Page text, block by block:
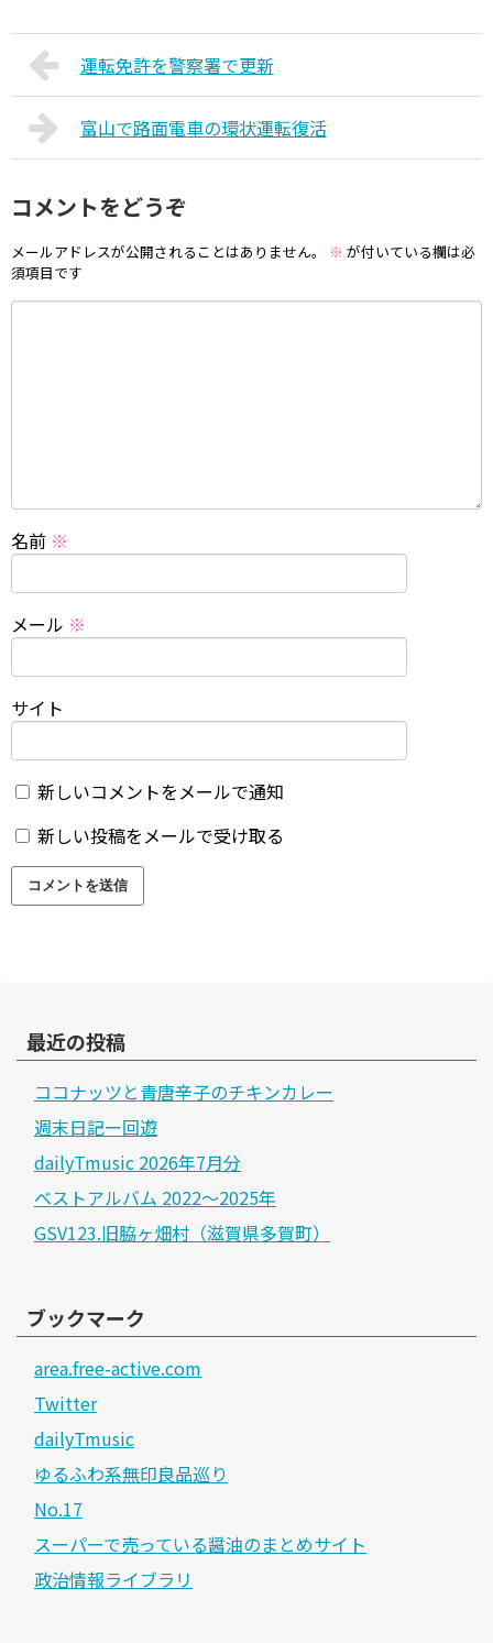
運転免許を警察署で更新
富山で路面電車の環状運転復活
コメントをどうぞ
メールアドレスが公開されることはありません。 ※ が付いている欄は必
須項目です
名前 ※
メール ※
サイト
新しいコメントをメールで通知
新しい投稿をメールで受け取る
最近の投稿
ココナッツと青唐辛子のチキンカレー
週末日記ー回遊
dailyTmusic 2026年7月分
ベストアルバム 2022～2025年
GSV123.旧脇ヶ畑村（滋賀県多賀町）
ブックマーク
area.free-active.com
Twitter
dailyTmusic
ゆるふわ系無印良品巡り
No.17
スーパーで売っている醤油のまとめサイト
政治情報ライブラリ